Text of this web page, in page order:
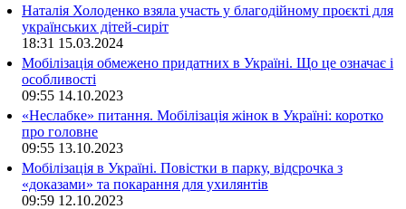
Наталія Холоденко взяла участь у благодійному проєкті для
українських дітей-сиріт
18:31 15.03.2024
Мобілізація обмежено придатних в Україні. Що це означає і
особливості
09:55 14.10.2023
«Неслабке» питання. Мобілізація жінок в Україні: коротко
про головне
09:55 13.10.2023
Мобілізація в Україні. Повістки в парку, відсрочка з
«доказами» та покарання для ухилянтів
09:59 12.10.2023